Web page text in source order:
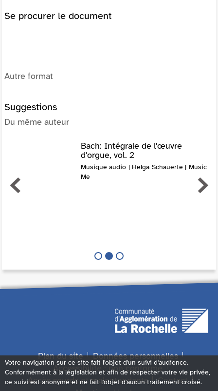
Se procurer le document
Autre format
Suggestions
Du même auteur
Bach: Intégrale de l'œuvre
d'orgue, vol. 2
Musique audio | Helga Schauerte | Music
Me
Plan du site
Données personnelles
Accessibilité : non conforme
Accès sourds et malentendants
Contact
Votre navigation sur ce site fait l'objet d'un suivi d'audience.
Conformément à la législation et afin de respecter votre vie privée,
ce suivi est anonyme et ne fait l'objet d'aucun traitement croisé.